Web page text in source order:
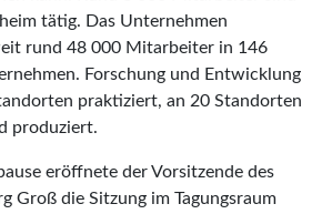
tätig. Das Unternehmen
rund 48 000 Mitarbeiter in 146
Forschung und Entwicklung
praktiziert, an 20 Standorten
produziert.
eröffnete der Vorsitzende des
Groß die Sitzung im Tagungsraum